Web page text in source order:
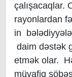
çalışacaqlar.
rayonlardan
in
daim dəstək
etmək olar.
müvafiq